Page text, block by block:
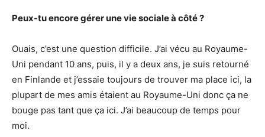
Peux-tu encore gérer une vie sociale à côté ?
Ouais, c’est une question difficile. J’ai vécu au Royaume-
Uni pendant 10 ans, puis, il y a deux ans, je suis retourné
en Finlande et j’essaie toujours de trouver ma place ici, la
plupart de mes amis étaient au Royaume-Uni donc ça ne
bouge pas tant que ça ici. J’ai beaucoup de temps pour
moi.